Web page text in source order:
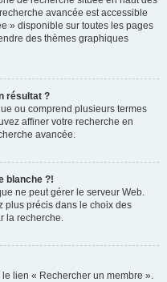
avancée est accessible
» disponible sur toutes les pages
des thèmes graphiques
résultat ?
ou comprend plusieurs termes
affiner votre recherche en
avancée.
blanche ?!
ne peut gérer le serveur Web.
plus précis dans le choix des
la recherche.
lien « Rechercher un membre ».